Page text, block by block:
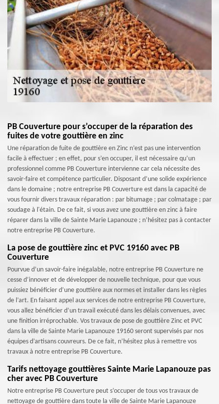
PB Couverture pour s’occuper de la réparation des
fuites de votre gouttière en zinc
Une réparation de fuite de gouttière en Zinc n’est pas une intervention
facile à effectuer ; en effet, pour s’en occuper, il est nécessaire qu’un
professionnel comme PB Couverture intervienne car cela nécessite des
savoir-faire et compétence particulier. Disposant d’une solide expérience
dans le domaine ; notre entreprise PB Couverture est dans la capacité de
vous fournir divers travaux réparation : par bitumage ; par colmatage ; par
soudage à l'étain. De ce fait, si vous avez une gouttière en zinc à faire
réparer dans la ville de Sainte Marie Lapanouze ; n’hésitez pas à contacter
notre entreprise PB Couverture.
La pose de gouttière zinc et PVC 19160 avec PB
Couverture
Pourvue d’un savoir-faire inégalable, notre entreprise PB Couverture ne
cesse d’innover et de développer de nouvelle technique, pour que vous
puissiez bénéficier d’une gouttière aux normes et installer dans les règles
de l’art. En faisant appel aux services de notre entreprise PB Couverture,
vous allez bénéficier d’un travail exécuté dans les délais convenues, avec
une finition irréprochable. Vos travaux de pose de gouttière Zinc et PVC
dans la ville de Sainte Marie Lapanouze 19160 seront supervisés par nos
équipes d’artisans couvreurs. De ce fait, n’hésitez plus à remettre vos
travaux à notre entreprise PB Couverture.
Tarifs nettoyage gouttières Sainte Marie Lapanouze pas
cher avec PB Couverture
Notre entreprise PB Couverture peut s’occuper de tous vos travaux de
nettoyage de gouttière dans toute la ville de Sainte Marie Lapanouze